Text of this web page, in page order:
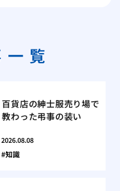
覧
百貨店の紳士服売り場で
教わった弔事の装い
2026.08.08
知識